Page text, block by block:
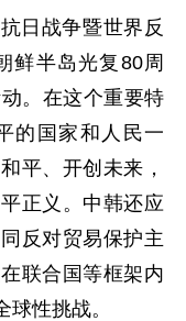
日战争暨世界反
鲜半岛光复80周
。在这个重要特
的国家和人民一
平、开创未来，
正义。中韩还应
反对贸易保护主
联合国等框架内
性挑战。